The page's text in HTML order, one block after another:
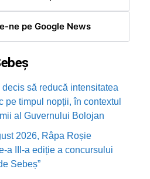
ne pe Google News
să reducă intensitatea
pe timpul nopții, în contextul
al Guvernului Bolojan
2026, Râpa Roșie
a III-a ediție a concursului
Sebeș”